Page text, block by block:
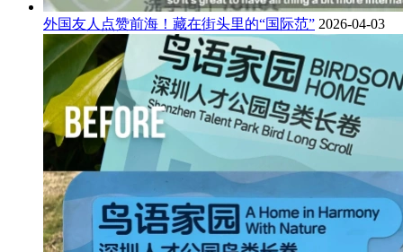
外国友人点赞前海！藏在街头里的“国际范” 2026-04-03